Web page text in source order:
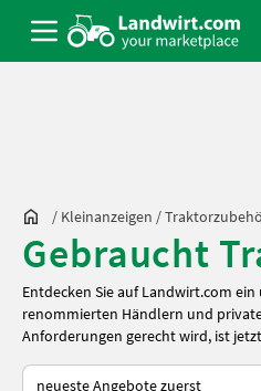
/ Kleinanzeigen /
Gebraucht
Entdecken Sie auf Landwirt.com
renommierten Händlern und
Anforderungen gerecht wird, ist
So wird auf Landwirt.com sortiert